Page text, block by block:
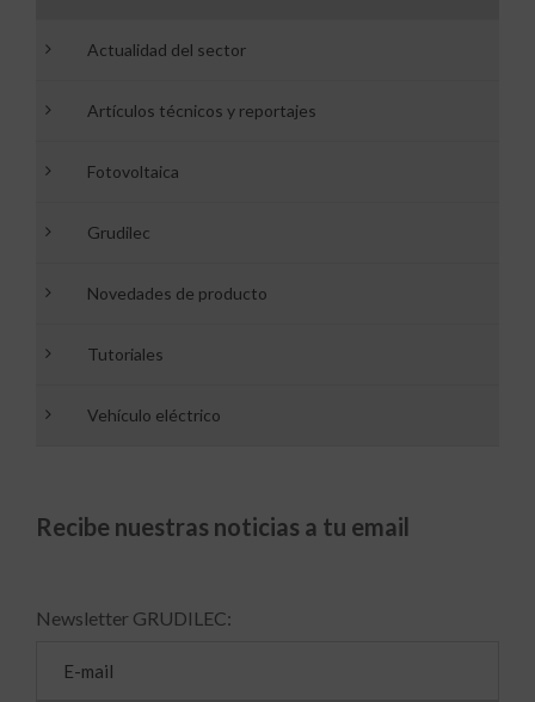
Actualidad del sector
Artículos técnicos y reportajes
Fotovoltaica
Grudilec
Novedades de producto
Tutoriales
Vehículo eléctrico
Recibe nuestras noticias a tu email
Newsletter GRUDILEC: